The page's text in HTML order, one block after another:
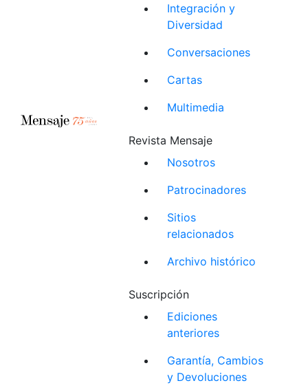
Integración y
Diversidad
Conversaciones
Cartas
Multimedia
Revista Mensaje
Nosotros
Patrocinadores
Sitios
relacionados
Archivo histórico
Suscripción
Ediciones
anteriores
Garantía, Cambios
y Devoluciones